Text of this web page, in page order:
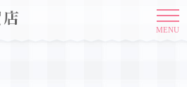
MENU